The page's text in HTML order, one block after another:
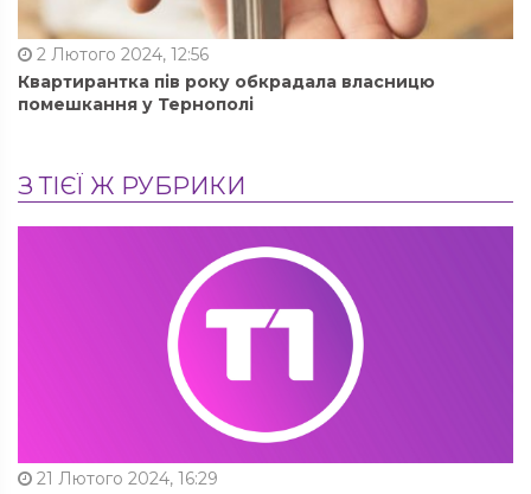
2 Лютого 2024, 12:56
Квартирантка пів року обкрадала власницю
помешкання у Тернополі
З ТІЄЇ Ж РУБРИКИ
21 Лютого 2024, 16:29